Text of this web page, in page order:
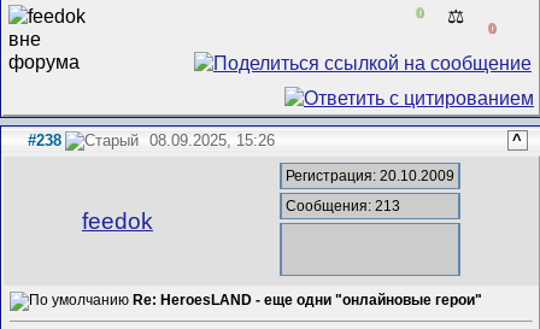
0 ⚖️
0
#238 08.09.2025, 15:26 ^
feedok
Регистрация: 20.10.2009
Сообщения: 213
Re: HeroesLAND - еще одни "онлайновые герои"